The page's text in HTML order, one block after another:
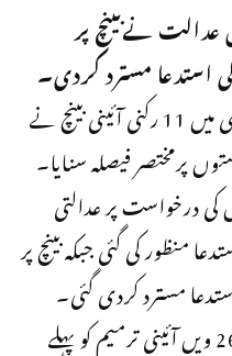
نےبینچ پر
استدعا مسترد کردی۔
جسٹس امین الدین خان کی سربراہی میں 11 رکنی آئینی بینچ نے
پرمختصر فیصلہ سنایا۔
کی درخواست پر عدالتی
منظور کی گئی جبکہ بینچ پر
مسترد کردی گئی۔
عدالت نے سنی اتحاد کونسل کی 26 ویں آئینی ترمیم کو پہلے